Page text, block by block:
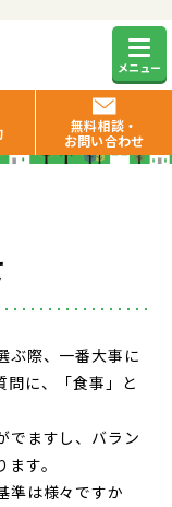
メニュー
無料相談・
お問い合わせ
立ち情報
ぶ際、一番大事に
問に、「食事」と
でますし、バラン
す。
準は様々ですか